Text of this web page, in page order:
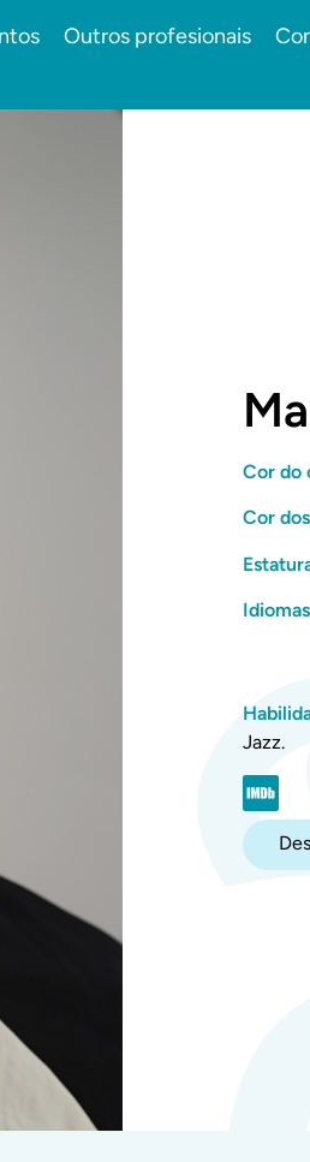
Outros profesionais
Cor do
Cor
Jazz.